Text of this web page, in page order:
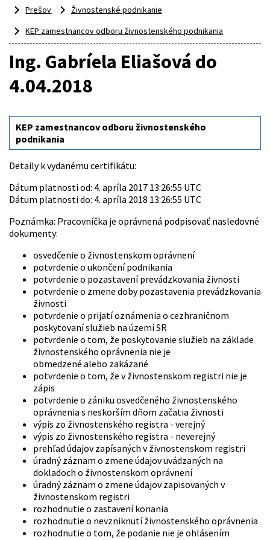
Prešov
Živnostenské podnikanie
KEP zamestnancov odboru živnostenského podnikania
Ing. Gabríela Eliašová do
4.04.2018
KEP zamestnancov odboru živnostenského
podnikania
Detaily k vydanému certifikátu:
Dátum platnosti od: 4. apríla 2017 13:26:55 UTC
Dátum platnosti do: 4. apríla 2018 13:26:55 UTC
Poznámka: Pracovníčka je oprávnená podpisovať nasledovné
dokumenty:
osvedčenie o živnostenskom oprávnení
potvrdenie o ukončení podnikania
potvrdenie o pozastavení prevádzkovania živnosti
potvrdenie o zmene doby pozastavenia prevádzkovania
živnosti
potvrdenie o prijatí oznámenia o cezhraničnom
poskytovaní služieb na území SR
potvrdenie o tom, že poskytovanie služieb na základe
živnostenského oprávnenia nie je
obmedzené alebo zakázané
potvrdenie o tom, že v živnostenskom registri nie je
zápis
potvrdenie o zániku osvedčeného živnostenského
oprávnenia s neskorším dňom začatia živnosti
výpis zo živnostenského registra - verejný
výpis zo živnostenského registra - neverejný
prehľad údajov zapísaných v živnostenskom registri
úradný záznam o zmene údajov uvádzaných na
dokladoch o živnostenskom oprávnení
úradný záznam o zmene údajov zapisovaných v
živnostenskom registri
rozhodnutie o zastavení konania
rozhodnutie o nevzniknutí živnostenského oprávnenia
rozhodnutie o tom, že podanie nie je ohlásením